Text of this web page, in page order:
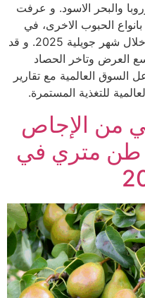
والبحر الاسود. و عرفت
الحبوب الاخرى، في
حين تراجعت اسعار الصوجا تدريجيا خلال شهر جويلية 2025. و قد
العرض وتاخر الحصاد
السوق العالمية مع تقارير
للتغذية المستمرة.
من الإجاص
مليون طن متري في